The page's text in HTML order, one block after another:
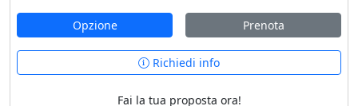
Opzione Prenota
Richiedi info
Fai la tua proposta ora!